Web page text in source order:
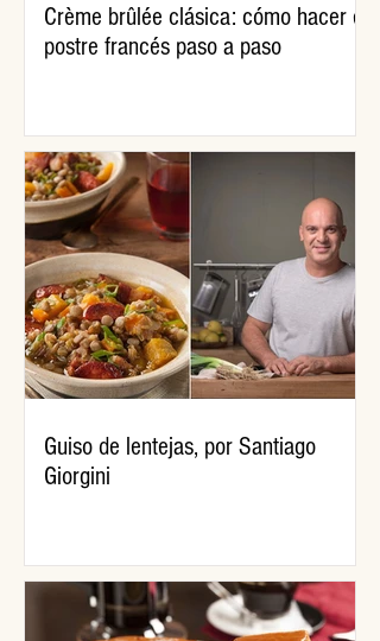
Crème brûlée clásica: cómo hacer el
postre francés paso a paso
Guiso de lentejas, por Santiago
Giorgini